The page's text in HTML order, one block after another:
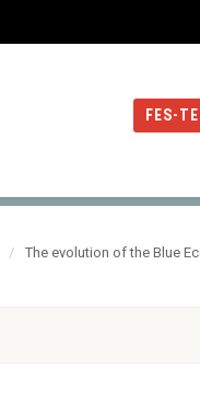
FES-
The evolution of the Blue